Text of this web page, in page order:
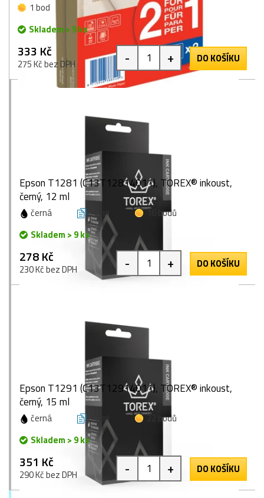
1 bod
Skladem > 9 ks
333 Kč
275 Kč bez DPH - + DO KOŠÍKU
Epson T1281 (C13T12814011), TOREX® inkoust,
černý, 12 ml
černá 12 ml
16 bodů
Skladem > 9 ks
278 Kč
230 Kč bez DPH - + DO KOŠÍKU
Epson T1291 (C13T12914011), TOREX® inkoust,
černý, 15 ml
černá 15 ml
22 bodů
Skladem > 9 ks
351 Kč
290 Kč bez DPH - + DO KOŠÍKU